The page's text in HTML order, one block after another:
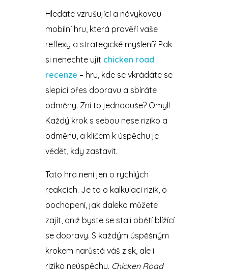
Hledáte vzrušující a návykovou
mobilní hru, která prověří vaše
reflexy a strategické myšlení? Pak
si nenechte ujít chicken road
recenze – hru, kde se vkrádáte se
slepicí přes dopravu a sbíráte
odměny. Zní to jednoduše? Omyl!
Každý krok s sebou nese riziko a
odměnu, a klíčem k úspěchu je
vědět, kdy zastavit.
Tato hra není jen o rychlých
reakcích. Je to o kalkulaci rizik, o
pochopení, jak daleko můžete
zajít, aniž byste se stali obětí blížící
se dopravy. S každým úspěšným
krokem narůstá váš zisk, ale i
riziko neúspěchu. Chicken Road